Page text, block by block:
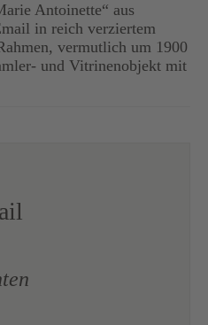
Antoinette“ aus
in reich verziertem
vermutlich um 1900
und Vitrinenobjekt mit